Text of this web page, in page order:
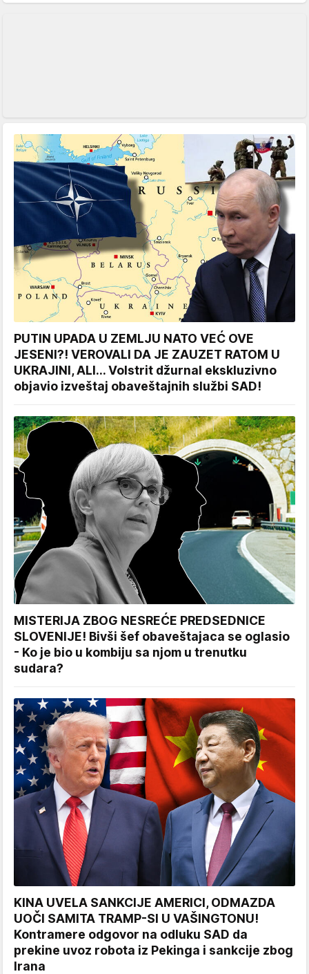
PUTIN UPADA U ZEMLJU NATO VEĆ OVE
JESENI?! VEROVALI DA JE ZAUZET RATOM U
UKRAJINI, ALI... Volstrit džurnal ekskluzivno
objavio izveštaj obaveštajnih službi SAD!
MISTERIJA ZBOG NESREĆE PREDSEDNICE
SLOVENIJE! Bivši šef obaveštajaca se oglasio
- Ko je bio u kombiju sa njom u trenutku
sudara?
KINA UVELA SANKCIJE AMERICI, ODMAZDA
UOČI SAMITA TRAMP-SI U VAŠINGTONU!
Kontramere odgovor na odluku SAD da
prekine uvoz robota iz Pekinga i sankcije zbog
Irana